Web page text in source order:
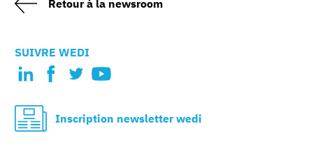
Retour à la newsroom
SUIVRE WEDI
Inscription newsletter wedi